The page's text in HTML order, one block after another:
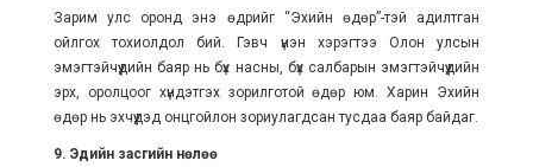
Зарим улс оронд энэ өдрийг “Эхийн өдөр”-тэй адилтган
ойлгох тохиолдол бий. Гэвч үнэн хэрэгтээ Олон улсын
эмэгтэйчүүдийн баяр нь бүх насны, бүх салбарын эмэгтэйчүүдийн
эрх, оролцоог хүндэтгэх зорилготой өдөр юм. Харин Эхийн
өдөр нь эхчүүдэд онцгойлон зориулагдсан тусдаа баяр байдаг.
9. Эдийн засгийн нөлөө